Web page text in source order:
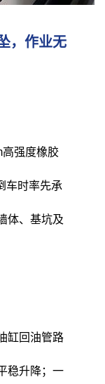
，作业无
强度橡胶
车时率先承
体、基坑及
缸回油管路
稳升降；一